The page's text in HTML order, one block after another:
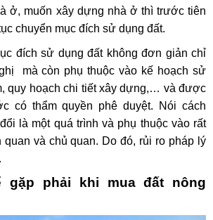
ở, muốn xây dựng nhà ở thì trước tiên
chuyển mục đích sử dụng đất.
đích sử dụng đất không đơn giản chỉ
mà còn phụ thuộc vào kế hoạch sử
quy hoạch chi tiết xây dựng,… và được
có thẩm quyền phê duyệt. Nói cách
là một quá trình và phụ thuộc vào rất
quan và chủ quan. Do đó, rủi ro pháp lý
gặp phải khi mua đất nông